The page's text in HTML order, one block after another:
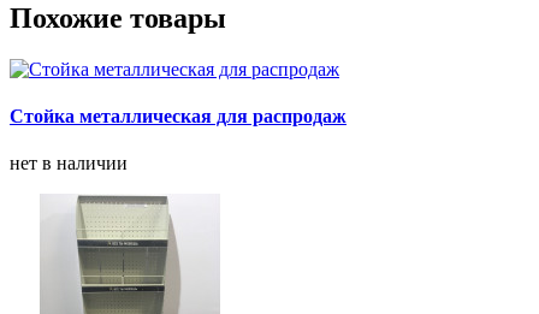
Похожие товары
Стойка металлическая для распродаж
нет в наличии